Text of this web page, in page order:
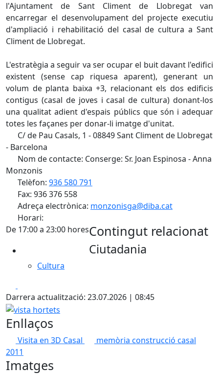
l'Ajuntament de Sant Climent de Llobregat van
encarregar el desenvolupament del projecte executiu
d'ampliació i rehabilitació del casal de cultura a Sant
Climent de Llobregat.
L'estratègia a seguir va ser ocupar el buit davant l'edifici
existent (sense cap riquesa aparent), generant un
volum de planta baixa +3, relacionant els dos edificis
contigus (casal de joves i casal de cultura) donant-los
una qualitat adient d'espais públics que són i adequar
totes les façanes per donar-li imatge d'unitat.
C/ de Pau Casals, 1 - 08849 Sant Climent de Llobregat
- Barcelona
Nom de contacte: Conserge: Sr. Joan Espinosa - Anna
Monzonis
Telèfon: 936 580 791
Fax: 936 376 558
Adreça electrònica: monzonisga@diba.cat
Horari:
De 17:00 a 23:00 horesContingut relacionat
Ciutadania
Cultura
Darrera actualització: 23.07.2026 | 08:45
vista hortets
Enllaços
Visita en 3D Casal
memòria construcció casal
2011
Imatges